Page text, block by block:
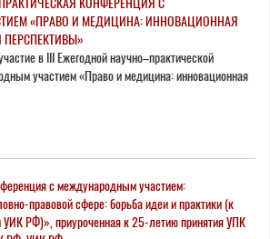
«ПРАВО И МЕДИЦИНА: ИННОВАЦИОННАЯ
в III Ежегодной научно–практической
участием «Право и медицина: инновационная
с международным участием:
правовой сфере: борьба идеи и практики (к
РФ)», приуроченная к 25-летию принятия УПК